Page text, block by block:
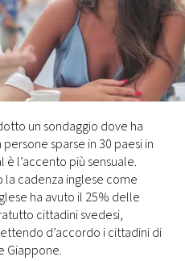
un sondaggio dove ha
sparse in 30 paesi in
l’accento più sensuale.
cadenza inglese come
ha avuto il 25% delle
cittadini svedesi,
d’accordo i cittadini di
Giappone.